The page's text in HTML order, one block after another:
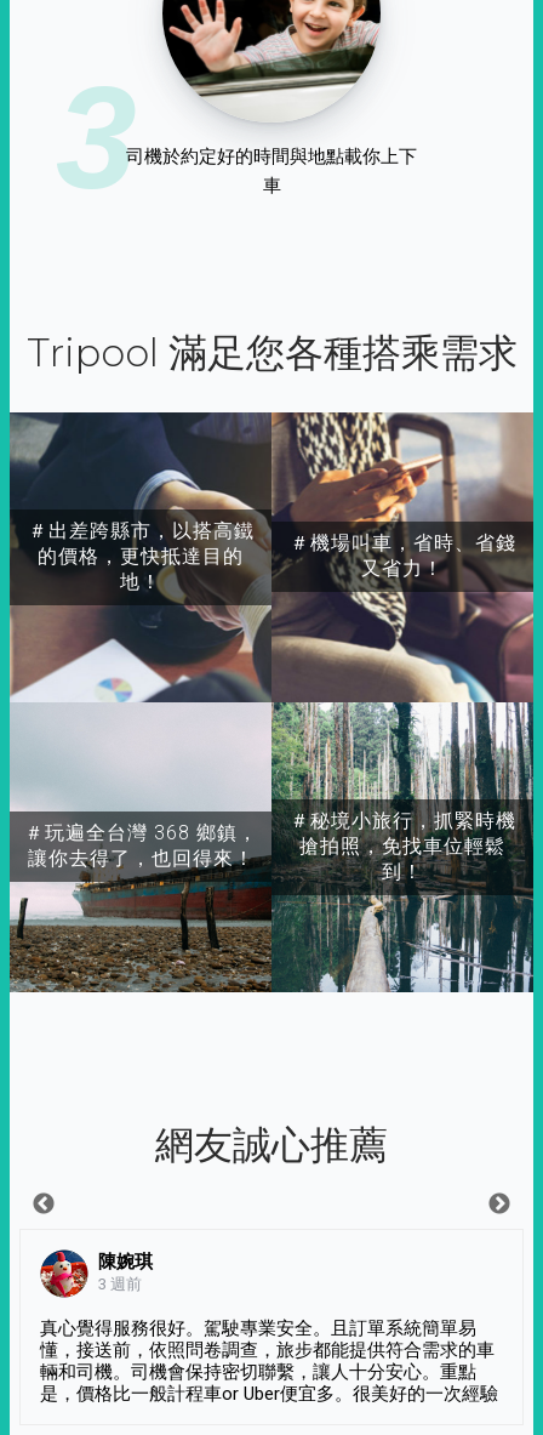
3司機於約定好的時間與地點載你上下
車
Tripool 滿足您各種搭乘需求
＃出差跨縣市，以搭高鐵
的價格，更快抵達目的
地！
＃玩遍全台灣 368 鄉鎮，
讓你去得了，也回得來！
＃秘境小旅行，抓緊時機
搶拍照，免找車位輕鬆
到！
＃機場叫車，省時、省錢
又省力！
網友誠心推薦
陳婉琪
3 週前
真心覺得服務很好。駕駛專業安全。且訂單系統簡單易
懂，接送前，依照問卷調查，旅步都能提供符合需求的車
輛和司機。司機會保持密切聯繫，讓人十分安心。重點
是，價格比一般計程車or Uber便宜多。很美好的一次經驗